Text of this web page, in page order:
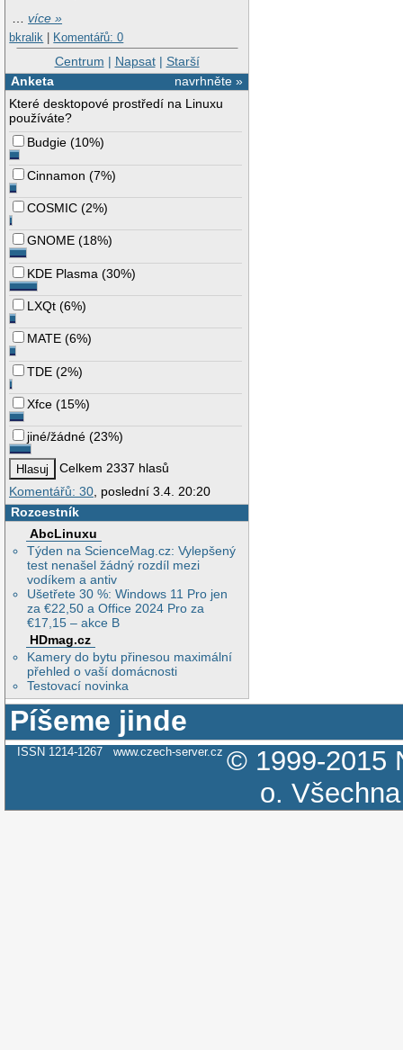
…více »
bkralik
Komentářů: 0
Centrum | Napsat| Starší
navrhněte »
Anketa
Které desktopové prostředí na Linuxu
používáte?
Budgie (10%)
Cinnamon (7%)
COSMIC (2%)
GNOME (18%)
KDE Plasma (30%)
LXQt (6%)
MATE (6%)
TDE (2%)
Xfce (15%)
jiné/žádné (23%)
Celkem 2337 hlasů
Komentářů: 30 , poslední 3.4. 20:20
Rozcestník
AbcLinuxu
Týden na ScienceMag.cz: Vylepšený
test nenašel žádný rozdíl mezi
vodíkem a antiv
Ušetřete 30 %: Windows 11 Pro jen
za €22,50 a Office 2024 Pro za
€17,15 – akce B
HDmag.cz
Kamery do bytu přinesou maximální
přehled o vaší domácnosti
Testovací novinka
Píšeme jinde
ISSN 1214-1267 www.czech-server.cz © 1999-2015
o.